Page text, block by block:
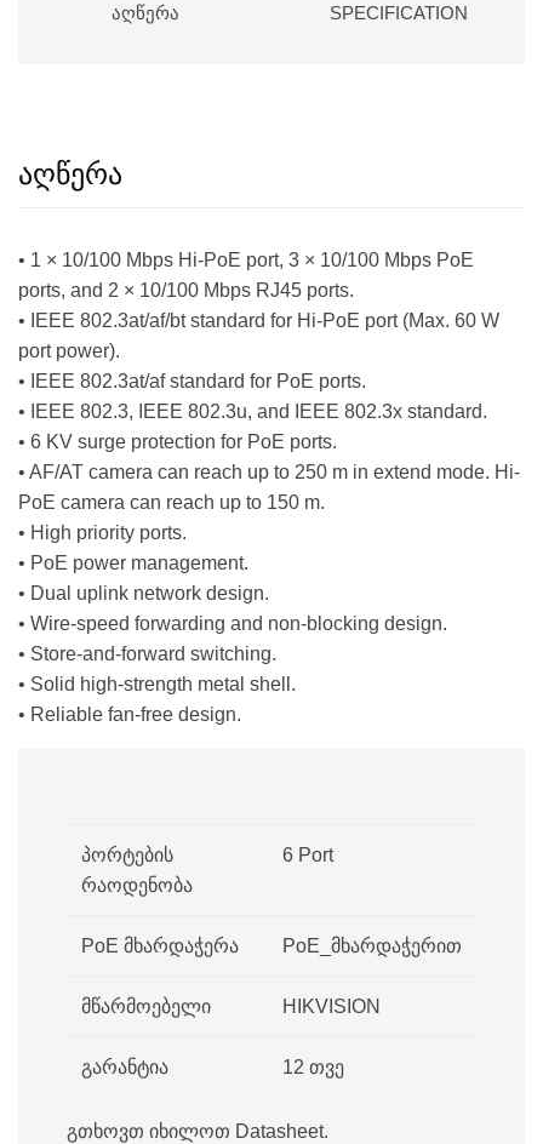
ᲐᲦᲬᲔᲠᲐ SPECIFICATION
აღწერა
• 1 × 10/100 Mbps Hi-PoE port, 3 × 10/100 Mbps PoE
ports, and 2 × 10/100 Mbps RJ45 ports.
• IEEE 802.3at/af/bt standard for Hi-PoE port (Max. 60 W
port power).
• IEEE 802.3at/af standard for PoE ports.
• IEEE 802.3, IEEE 802.3u, and IEEE 802.3x standard.
• 6 KV surge protection for PoE ports.
• AF/AT camera can reach up to 250 m in extend mode. Hi-
PoE camera can reach up to 150 m.
• High priority ports.
• PoE power management.
• Dual uplink network design.
• Wire-speed forwarding and non-blocking design.
• Store-and-forward switching.
• Solid high-strength metal shell.
• Reliable fan-free design.
პორტების
რაოდენობა
6 Port
PoE მხარდაჭერა PoE_მხარდაჭერით
მწარმოებელი HIKVISION
გარანტია 12 თვე
გთხოვთ იხილოთ Datasheet.